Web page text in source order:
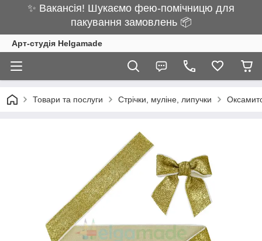
✨ Вакансія! Шукаємо фею-помічницю для
пакування замовлень 📦
Арт-студія Helgamade
Товари та послуги Стрічки, муліне, липучки